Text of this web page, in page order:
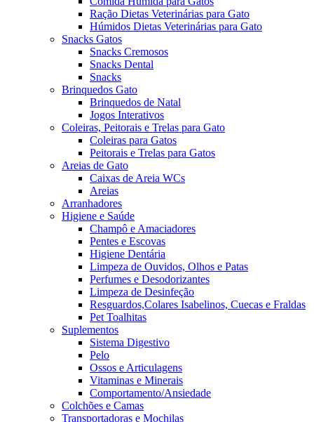
Ração Dietas Veterinárias para Gato
Húmidos Dietas Veterinárias para Gato
Snacks Gatos
Snacks Cremosos
Snacks Dental
Snacks
Brinquedos Gato
Brinquedos de Natal
Jogos Interativos
Coleiras, Peitorais e Trelas para Gato
Coleiras para Gatos
Peitorais e Trelas para Gatos
Areias de Gato
Caixas de Areia WCs
Areias
Arranhadores
Higiene e Saúde
Champô e Amaciadores
Pentes e Escovas
Higiene Dentária
Limpeza de Ouvidos, Olhos e Patas
Perfumes e Desodorizantes
Limpeza de Desinfeção
Resguardos,Colares Isabelinos, Cuecas e Fraldas
Pet Toalhitas
Suplementos
Sistema Digestivo
Pelo
Ossos e Articulagens
Vitaminas e Minerais
Comportamento/Ansiedade
Colchões e Camas
Transportadoras e Mochilas